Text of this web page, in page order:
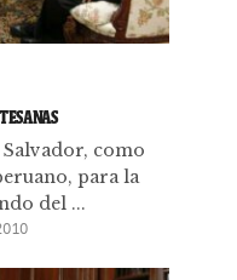
como
para la
del ...